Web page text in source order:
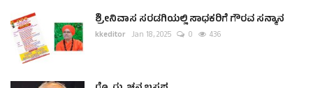
ಶ್ರೀನಿವಾಸ ಸರಡಗಿಯಲ್ಲಿ ಸಾಧಕರಿಗೆ ಗೌರವ ಸನ್ಮಾನ
kkeditor Jan 18, 2025 0 436